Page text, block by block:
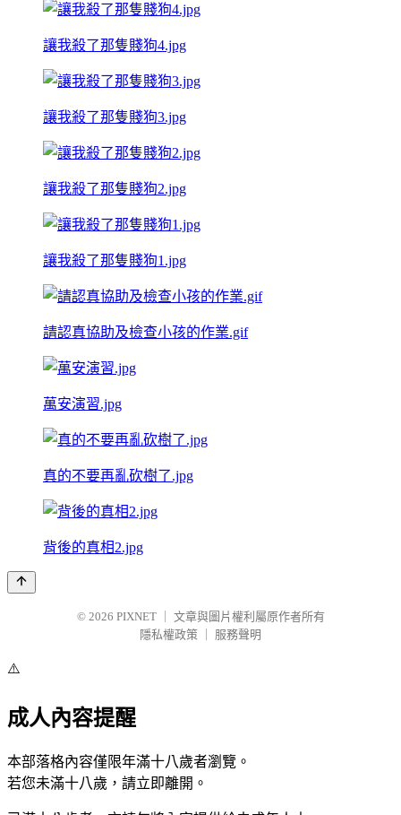
讓我殺了那隻賤狗4.jpg
讓我殺了那隻賤狗3.jpg
讓我殺了那隻賤狗2.jpg
讓我殺了那隻賤狗1.jpg
請認真協助及檢查小孩的作業.gif
萬安演習.jpg
真的不要再亂砍樹了.jpg
背後的真相2.jpg
© 2026 PIXNET
文章與圖片權利屬原作者所有
隱私權政策
服務聲明
⚠️
成人內容提醒
本部落格內容僅限年滿十八歲者瀏覽。
若您未滿十八歲，請立即離開。